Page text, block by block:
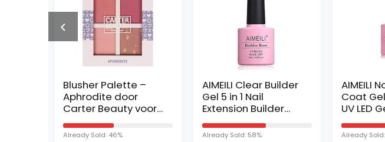
Blusher Palette –
Aphrodite door
Carter Beauty voor
Vrouwen – 13.6 oz
Blush
Already Sold: 46%
AIMEILI Clear Builder
Gel 5 in 1 Nail
Extension Builder
Base Gel Nagellak
UV LED Gellack Soak
Already Sold: 58%
AIMEILI
Coat
UV LED
Off
Gel
Already